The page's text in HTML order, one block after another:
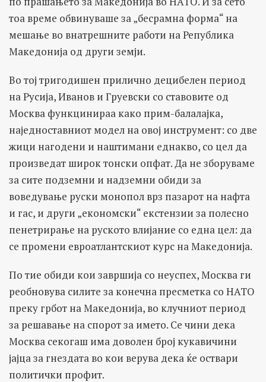
тоа време обвинуваше за „бесрамна форма“ на
мешање во внатрешните работи на Република
Македонија од други земји.
Во тој тригодишен прилично децибелен период
на Русија, Иванов и Груевски со ставовите од
Москва функцинираа како прим-балалајка,
наједноставниот модел на овој инструмент: со две
жици нагодени и наштимани еднакво, со цел да
произведат широк тонски опфат. Да не зборуваме
за сите подземни и надземни обиди за
воведување руски монопол врз пазарот на нафта
и гас, и други „економски“ екстензии за полесно
пенетрирање на руското влијание со една цел: да
се промени евроатлантскиот курс на Македонија.
По тие обиди кои завршија со неуспех, Москва ги
реобновува силите за конечна пресметка со НАТО
преку грбот на Македонија, во клучниот период
за решавање на спорот за името. Се чини дека
Москва секогаш има доволен број кукавичини
јајца за гнездата во кои верува дека ќе оствари
политички профит.